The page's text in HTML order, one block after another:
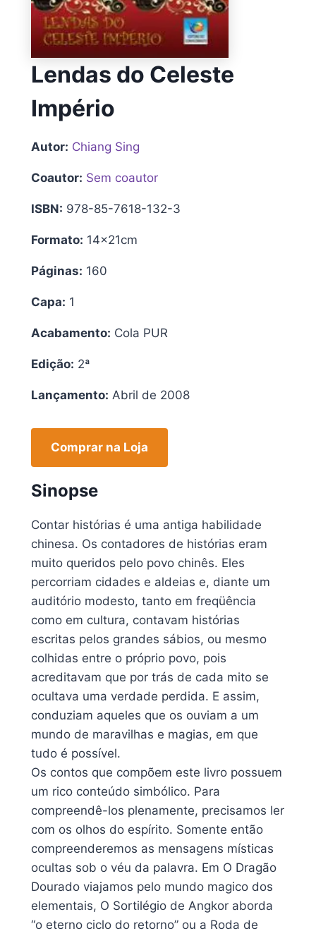
Lendas do Celeste
Império
Autor: Chiang Sing
Coautor: Sem coautor
ISBN: 978-85-7618-132-3
Formato: 14x21cm
Páginas: 160
Capa: 1
Acabamento: Cola PUR
Edição: 2ª
Lançamento: Abril de 2008
Comprar na Loja
Sinopse
Contar histórias é uma antiga habilidade
chinesa. Os contadores de histórias eram
muito queridos pelo povo chinês. Eles
percorriam cidades e aldeias e, diante um
auditório modesto, tanto em freqüência
como em cultura, contavam histórias
escritas pelos grandes sábios, ou mesmo
colhidas entre o próprio povo, pois
acreditavam que por trás de cada mito se
ocultava uma verdade perdida. E assim,
conduziam aqueles que os ouviam a um
mundo de maravilhas e magias, em que
tudo é possível.
Os contos que compõem este livro possuem
um rico conteúdo simbólico. Para
compreendê-los plenamente, precisamos ler
com os olhos do espírito. Somente então
compreenderemos as mensagens místicas
ocultas sob o véu da palavra. Em O Dragão
Dourado viajamos pelo mundo magico dos
elementais, O Sortilégio de Angkor aborda
“o eterno ciclo do retorno” ou a Roda de